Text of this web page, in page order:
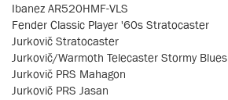
Ibanez AR520HMF-VLS
Fender Classic Player '60s Stratocaster
Jurkovič Stratocaster
Jurkovič/Warmoth Telecaster Stormy Blues
Jurkovič PRS Mahagon
Jurkovič PRS Jasan